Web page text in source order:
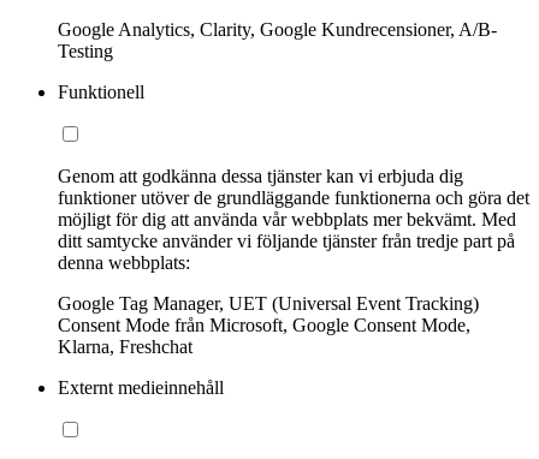
Google Analytics, Clarity, Google Kundrecensioner, A/B-
Testing
Funktionell
Genom att godkänna dessa tjänster kan vi erbjuda dig
funktioner utöver de grundläggande funktionerna och göra det
möjligt för dig att använda vår webbplats mer bekvämt. Med
ditt samtycke använder vi följande tjänster från tredje part på
denna webbplats:
Google Tag Manager, UET (Universal Event Tracking)
Consent Mode från Microsoft, Google Consent Mode,
Klarna, Freshchat
Externt medieinnehåll